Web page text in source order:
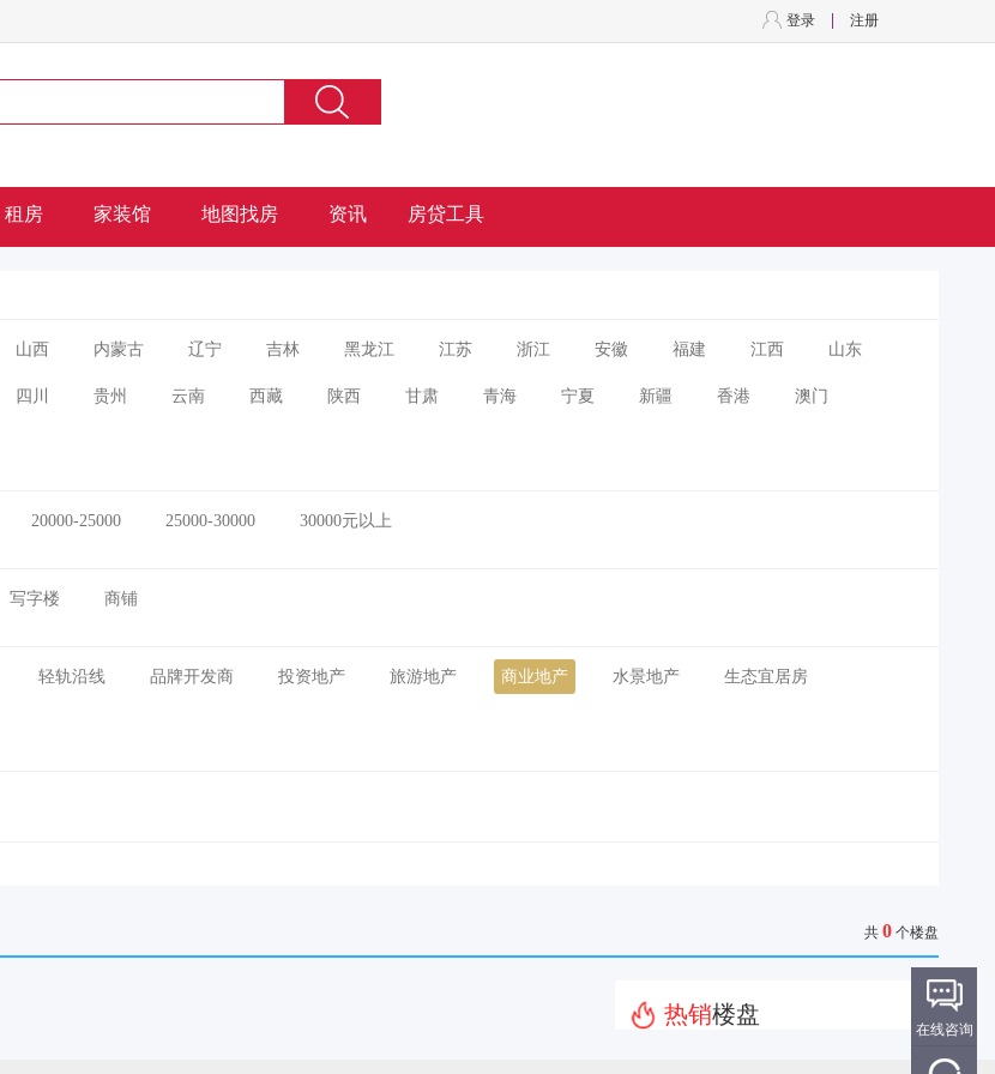
注册
登录
租房 家装馆 地图找房 资讯 房贷工具
山西 内蒙古 辽宁 吉林 黑龙江 江苏 浙江 安徽 福建 江西 山东
四川 贵州 云南 西藏 陕西 甘肃 青海 宁夏 新疆 香港 澳门
20000-25000 25000-30000 30000元以上
写字楼 商铺
轻轨沿线 品牌开发商 投资地产 旅游地产 商业地产 水景地产 生态宜居房
共 0 个楼盘
热销楼盘
在线咨询